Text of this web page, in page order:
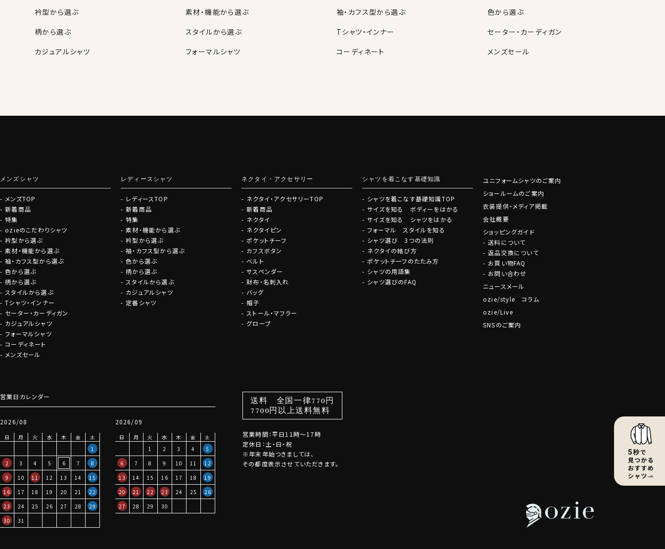
衿型から選ぶ
素材・機能から選ぶ 袖・カフス型から選ぶ
色から選ぶ
柄から選ぶ
スタイルから選ぶ Tシャツ・インナー
セーター・カーディガン
カジュアルシャツ
フォーマルシャツ コーディネート
メンズセール
メンズシャツ
メンズTOP
新着商品
特集
ozieのこだわりシャツ
衿型から選ぶ
素材・機能から選ぶ
袖・カフス型から選ぶ
色から選ぶ
柄から選ぶ
スタイルから選ぶ
Tシャツ・インナー
セーター・カーディガン
カジュアルシャツ
フォーマルシャツ
コーディネート
メンズセール
レディースシャツ
レディースTOP
新着商品
特集
素材・機能から選ぶ
衿型から選ぶ
袖・カフス型から選ぶ
色から選ぶ
柄から選ぶ
スタイルから選ぶ
カジュアルシャツ
定番シャツ
ネクタイ・アクセサリー
ネクタイ・アクセサリーTOP
新着商品
ネクタイ
ネクタイピン
ポケットチーフ
カフスボタン
ベルト
サスペンダー
財布・名刺入れ
バッグ
帽子
ストール・マフラー
グローブ
シャツを着こなす基礎知識
シャツを着こなす基礎知識TOP
サイズを知る ボディーをはかる
サイズを知る シャツをはかる
フォーマル スタイルを知る
シャツ選び 3つの法則
ネクタイの結び方
ポケットチーフのたたみ方
シャツの用語集
シャツ選びのFAQ
ユニフォームシャツのご案内
ショールームのご案内
衣装提供・メディア掲載
会社概要
ショッピングガイド
送料について
返品交換について
お買い物FAQ
お問い合わせ
ニュースメール
ozie/style コラム
ozie/Live
SNSのご案内
営業日カレンダー
2026/08
日 月 火 水 木 金
土
1
2
3 4 5 6 7
8
9
10 11 12 13 14
15
16
17 18 19 20 21
22
23
24 25 26 27 28
29
30
31
2026/09
日 月 火 水 木 金
土
1
2 3 4
5
6
7 8 9 10 11
12
13
14 15 16 17 18
19
20
21 22 23 24 25
26
27
28 29 30
送料 全国一律770円
7700円以上送料無料
営業時間：平日11時～17時
定休日：土・日・祝
※年末年始つきましては、
その都度表示させていただきます。